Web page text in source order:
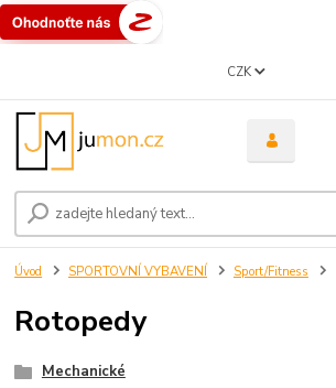
CZK
Úvod SPORTOVNÍ VYBAVENÍ Sport/Fitness
Rotopedy
Mechanické